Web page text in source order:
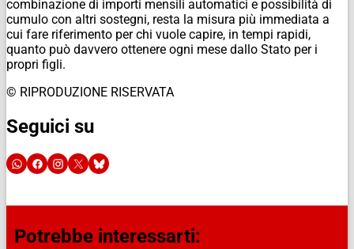
combinazione di importi mensili automatici e possibilità di
cumulo con altri sostegni, resta la misura più immediata a
cui fare riferimento per chi vuole capire, in tempi rapidi,
quanto può davvero ottenere ogni mese dallo Stato per i
propri figli.
© RIPRODUZIONE RISERVATA
Seguici su
Potrebbe interessarti: